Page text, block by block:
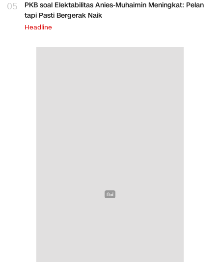
05
PKB soal Elektabilitas Anies-Muhaimin Meningkat: Pelan
tapi Pasti Bergerak Naik
Headline